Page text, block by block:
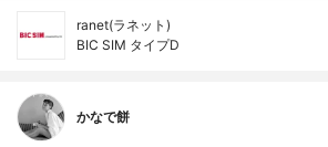
ranet(ラネット)
BIC SIM タイプD
かなで餅